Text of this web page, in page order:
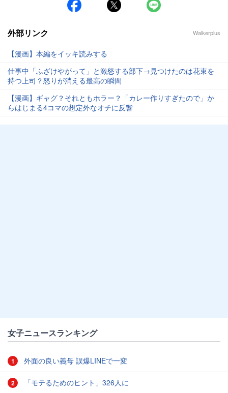
外部リンク Walkerplus
【漫画】本編をイッキ読みする
仕事中「ふざけやがって」と激怒する部下→見つけたのは花束を
持つ上司？怒りが消える最高の瞬間
【漫画】ギャグ？それともホラー？「カレー作りすぎたので」か
らはじまる4コマの想定外なオチに反響
女子ニュースランキング
1 外面の良い義母 誤爆LINEで一変
2 「モテるためのヒント」326人に